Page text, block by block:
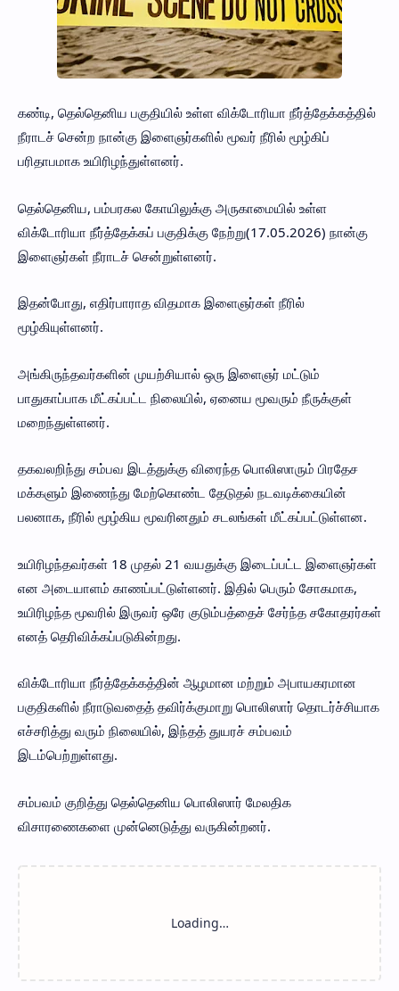
கண்டி, தெல்தெனிய பகுதியில் உள்ள விக்டோரியா நீர்த்தேக்கத்தில்
நீராடச் சென்ற நான்கு இளைஞர்களில் மூவர் நீரில் மூழ்கிப்
பரிதாபமாக உயிரிழந்துள்ளனர்.
தெல்தெனிய, பம்பரகல கோயிலுக்கு அருகாமையில் உள்ள
விக்டோரியா நீர்த்தேக்கப் பகுதிக்கு நேற்று(17.05.2026) நான்கு
இளைஞர்கள் நீராடச் சென்றுள்ளனர்.
இதன்போது, எதிர்பாராத விதமாக இளைஞர்கள் நீரில்
மூழ்கியுள்ளனர்.
அங்கிருந்தவர்களின் முயற்சியால் ஒரு இளைஞர் மட்டும்
பாதுகாப்பாக மீட்கப்பட்ட நிலையில், ஏனைய மூவரும் நீருக்குள்
மறைந்துள்ளனர்.
தகவலறிந்து சம்பவ இடத்துக்கு விரைந்த பொலிஸாரும் பிரதேச
மக்களும் இணைந்து மேற்கொண்ட தேடுதல் நடவடிக்கையின்
பலனாக, நீரில் மூழ்கிய மூவரினதும் சடலங்கள் மீட்கப்பட்டுள்ளன.
உயிரிழந்தவர்கள் 18 முதல் 21 வயதுக்கு இடைப்பட்ட இளைஞர்கள்
என அடையாளம் காணப்பட்டுள்ளனர். இதில் பெரும் சோகமாக,
உயிரிழந்த மூவரில் இருவர் ஒரே குடும்பத்தைச் சேர்ந்த சகோதரர்கள்
எனத் தெரிவிக்கப்படுகின்றது.
விக்டோரியா நீர்த்தேக்கத்தின் ஆழமான மற்றும் அபாயகரமான
பகுதிகளில் நீராடுவதைத் தவிர்க்குமாறு பொலிஸார் தொடர்ச்சியாக
எச்சரித்து வரும் நிலையில், இந்தத் துயரச் சம்பவம்
இடம்பெற்றுள்ளது.
சம்பவம் குறித்து தெல்தெனிய பொலிஸார் மேலதிக
விசாரணைகளை முன்னெடுத்து வருகின்றனர்.